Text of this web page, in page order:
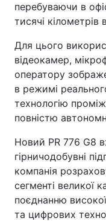
перебуваючи в
тисячі кілометрів
Для цього
відеокамер,
оператору
в режимі
технологію
повністю
Новий PR 776 G8
гірничодобувні
компанія
сегменті великої
поєднанню
та цифрових